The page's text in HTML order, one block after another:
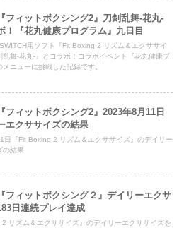
フィットボクシング2』刀剣乱舞-花丸-
！『花丸健康プログラム』九日目
用ソフト『Fit Boxing 2 リズム＆エクササイ
乱舞-花丸-』とコラボ！コラボイベント『花丸健康プ
メニューに挑戦した記録です。
フィットボクシング2』2023年8月11日
エクササイズの結果
日『Fit Boxing 2 リズム＆エクササイズ』のデイリー
の結果
フィットボクシング２』デイリーエクサ
日連続プレイ達成
2 リズム＆エクササイズ』のデイリーエクササイズを